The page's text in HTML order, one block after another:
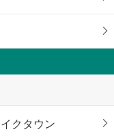
クタウン